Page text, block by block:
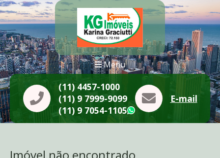
Menu
(11) 4457-1000
(11) 9 7999-9099
(11) 9 7054-1105
WhatsApp
E-mail